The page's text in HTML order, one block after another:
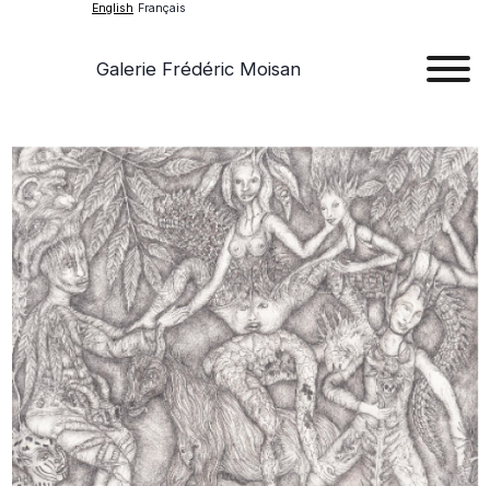
English Français
Galerie Frédéric Moisan